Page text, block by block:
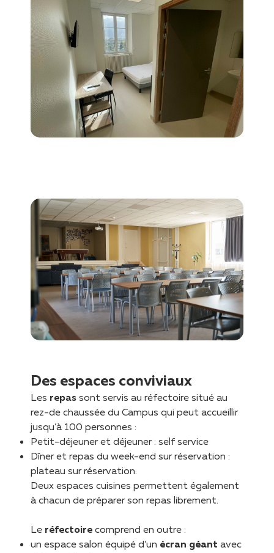
Des espaces conviviaux
Les repas sont servis au réfectoire situé au
rez-de chaussée du Campus qui peut accueillir
jusqu’à 100 personnes :
Petit-déjeuner et déjeuner : self service
Dîner et repas du week-end sur réservation :
plateau sur réservation.
Deux espaces cuisines permettent également
à chacun de préparer son repas librement.
Le réfectoire comprend en outre :
un espace salon équipé d’un écran géant avec